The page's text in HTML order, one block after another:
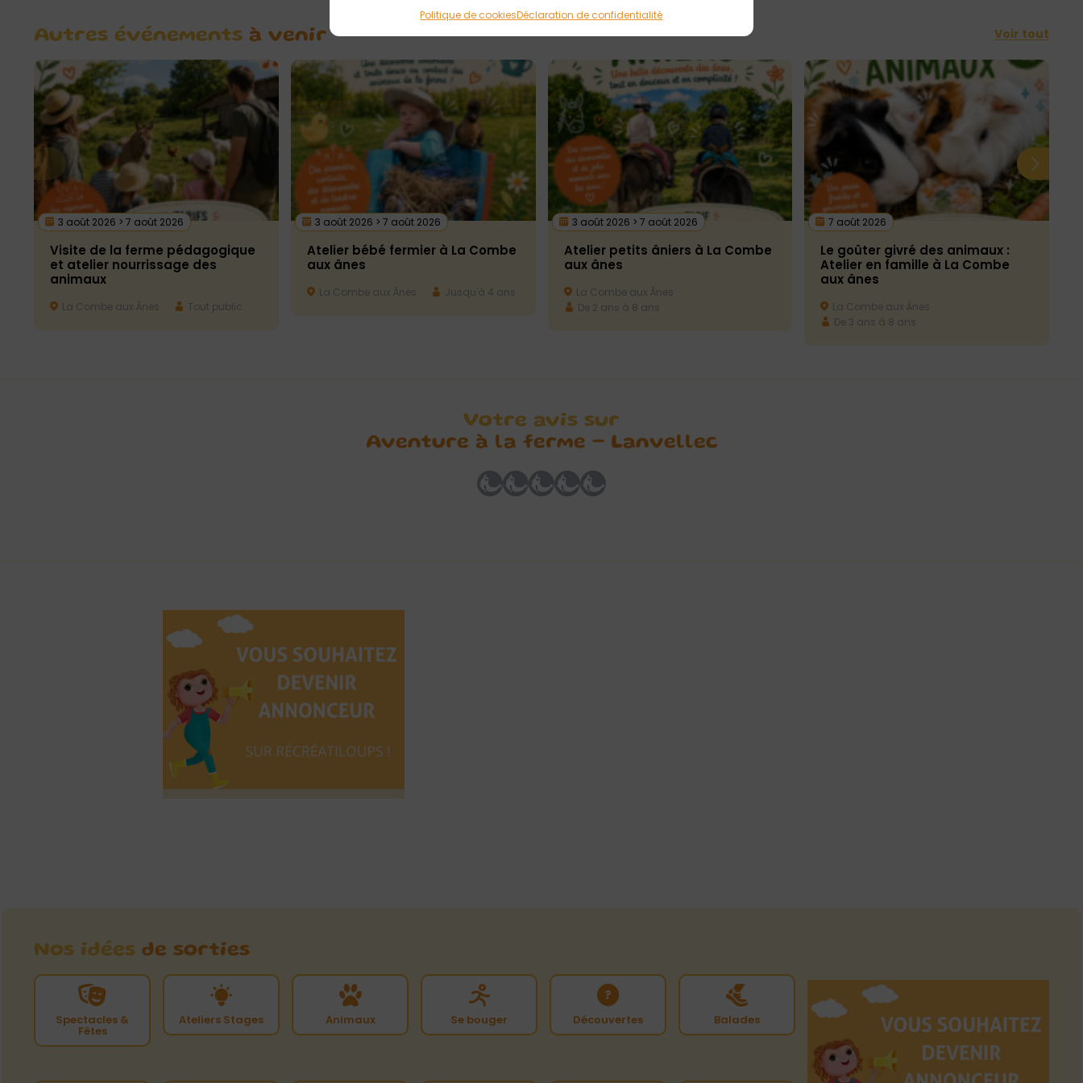
Politique de cookiesDéclaration de confidentialité
Autres événements à venir Voir tout
3 août 2026 > 7 août 2026
Visite de la ferme pédagogique
et atelier nourrissage des
animaux
La Combe aux Ânes Tout public
3 août 2026 > 7 août 2026
Atelier bébé fermier à La Combe
aux ânes
La Combe aux Ânes Jusqu'à 4 ans
3 août 2026 > 7 août 2026
Atelier petits âniers à La Combe
aux ânes
La Combe aux Ânes
De 2 ans à 8 ans
7 août 2026
Le goûter givré des animaux :
Atelier en famille à La Combe
aux ânes
La Combe aux Ânes
De 3 ans à 8 ans
Votre avis sur
Aventure à la ferme – Lanvellec
Nos idées de sorties
Spectacles &
Fêtes
Ateliers Stages Animaux Se bouger Découvertes Balades